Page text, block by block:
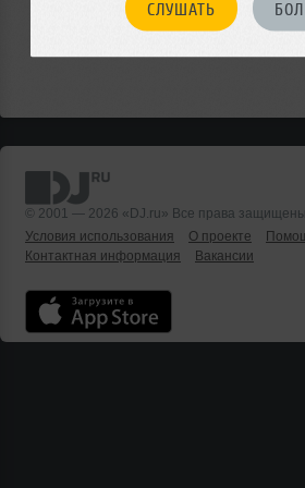
СЛУШАТЬ
© 2001 — 2026 «DJ.ru» Все права
Условия использования
О проекте
Контактная информация
Вакансии